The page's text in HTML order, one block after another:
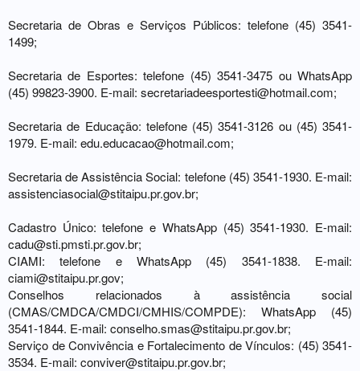
Secretaria de Obras e Serviços Públicos: telefone (45) 3541-
1499;
Secretaria de Esportes: telefone (45) 3541-3475 ou WhatsApp
(45) 99823-3900. E-mail: secretariadeesportesti@hotmail.com;
Secretaria de Educação: telefone (45) 3541-3126 ou (45) 3541-
1979. E-mail: edu.educacao@hotmail.com;
Secretaria de Assistência Social: telefone (45) 3541-1930. E-mail:
assistenciasocial@stitaipu.pr.gov.br;
Cadastro Único: telefone e WhatsApp (45) 3541-1930. E-mail:
cadu@sti.pmsti.pr.gov.br;
CIAMI: telefone e WhatsApp (45) 3541-1838. E-mail:
ciami@stitaipu.pr.gov;
Conselhos relacionados à assistência social
(CMAS/CMDCA/CMDCI/CMHIS/COMPDE): WhatsApp (45)
3541-1844. E-mail: conselho.smas@stitaipu.pr.gov.br;
Serviço de Convivência e Fortalecimento de Vínculos: (45) 3541-
3534. E-mail: conviver@stitaipu.pr.gov.br;